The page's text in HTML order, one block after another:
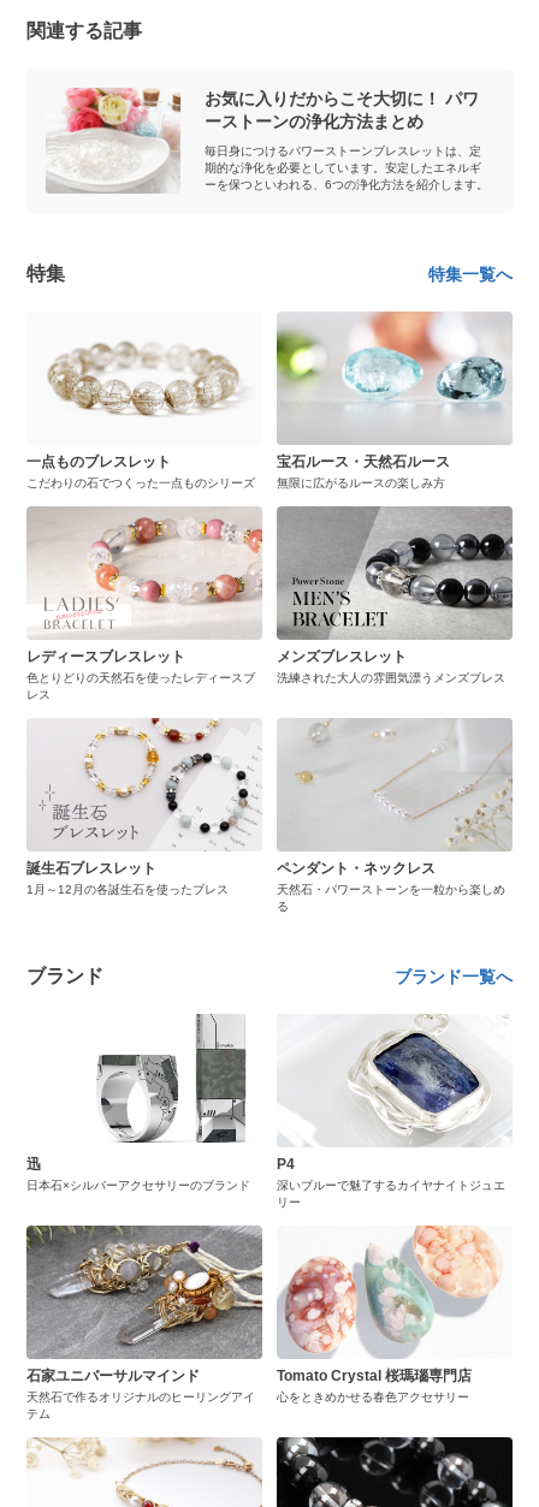
関連する記事
お気に入りだからこそ大切に！ パワ
ーストーンの浄化方法まとめ
毎日身につけるパワーストーンブレスレットは、定
期的な浄化を必要としています。安定したエネルギ
ーを保つといわれる、6つの浄化方法を紹介します。
特集 特集一覧へ
一点ものブレスレット
こだわりの石でつくった一点ものシリーズ
宝石ルース・天然石ルース
無限に広がるルースの楽しみ方
レディースブレスレット
色とりどりの天然石を使ったレディースブ
レス
メンズブレスレット
洗練された大人の雰囲気漂うメンズブレス
誕生石ブレスレット
1月～12月の各誕生石を使ったブレス
ペンダント・ネックレス
天然石・パワーストーンを一粒から楽しめ
る
ブランド ブランド一覧へ
迅
日本石×シルバーアクセサリーのブランド
P4
深いブルーで魅了するカイヤナイトジュエ
リー
石家ユニバーサルマインド
天然石で作るオリジナルのヒーリングアイ
テム
Tomato Crystal 桜瑪瑙専門店
心をときめかせる春色アクセサリー